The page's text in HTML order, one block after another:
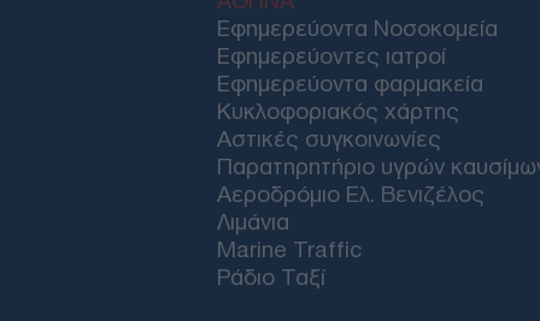
Εφημερεύοντα Νοσοκομεία
Εφημερεύοντες ιατροί
Εφημερεύοντα φαρμακεία
Κυκλοφοριακός χάρτης
Αστικές συγκοινωνίες
Παρατηρητήριο υγρών
Αεροδρόμιο Ελ. Βενιζέλος
Λιμάνια
Marine Traffic
Ράδιο Ταξί